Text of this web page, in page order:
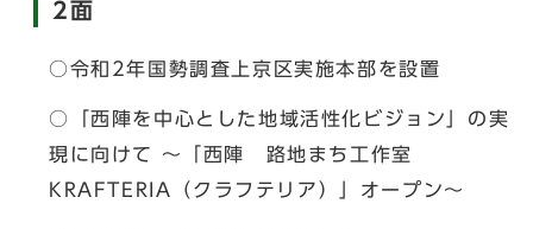
2面
○令和2年国勢調査上京区実施本部を設置
○「西陣を中心とした地域活性化ビジョン」の実
現に向けて ～「西陣 路地まち工作室
KRAFTERIA（クラフテリア）」オープン～